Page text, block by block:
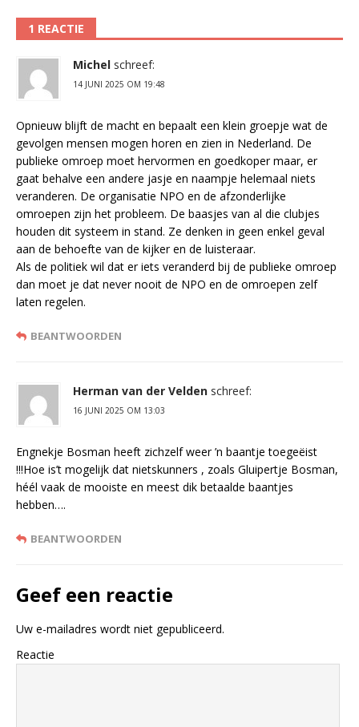
1 REACTIE
Michel schreef:
14 JUNI 2025 OM 19:48
Opnieuw blijft de macht en bepaalt een klein groepje wat de
gevolgen mensen mogen horen en zien in Nederland. De
publieke omroep moet hervormen en goedkoper maar, er
gaat behalve een andere jasje en naampje helemaal niets
veranderen. De organisatie NPO en de afzonderlijke
omroepen zijn het probleem. De baasjes van al die clubjes
houden dit systeem in stand. Ze denken in geen enkel geval
aan de behoefte van de kijker en de luisteraar.
Als de politiek wil dat er iets veranderd bij de publieke omroep
dan moet je dat never nooit de NPO en de omroepen zelf
laten regelen.
BEANTWOORDEN
Herman van der Velden schreef:
16 JUNI 2025 OM 13:03
Engnekje Bosman heeft zichzelf weer ’n baantje toegeëist
!!!Hoe is’t mogelijk dat nietskunners , zoals Gluipertje Bosman,
héél vaak de mooiste en meest dik betaalde baantjes
hebben….
BEANTWOORDEN
Geef een reactie
Uw e-mailadres wordt niet gepubliceerd.
Reactie